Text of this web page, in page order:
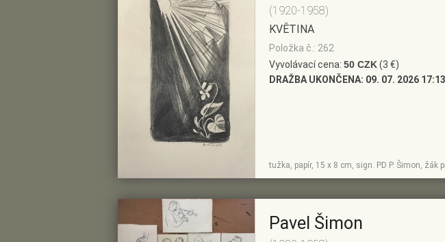
(1920-1958)
KVĚTINA
Položka č.: 262
Vyvolávací cena: 50 CZK(3 €)
DRAŽBA UKONČENA: 09. 07. 2026 17:13
tužka, papír, 15 x 8 cm, sign. PD P. Šimon, žák
Pavel Šimon